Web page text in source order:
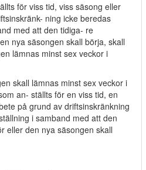
för viss tid, viss säsong eller
ning icke beredas
med att den tidiga- re
nya säsongen skall börja, skall
lämnas minst sex veckor i
skall lämnas minst sex veckor i
an- ställts för en viss tid, en
på grund av driftsinskränkning
i samband med att den
eller den nya säsongen skall